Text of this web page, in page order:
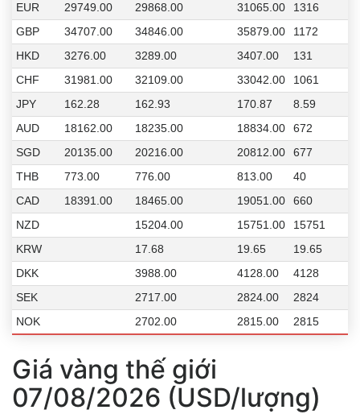
EUR
29749.00 29868.00 31065.00
1316
GBP
34707.00 34846.00 35879.00
1172
HKD
3276.00 3289.00 3407.00
131
CHF
31981.00 32109.00 33042.00
1061
JPY
162.28 162.93 170.87
8.59
AUD
18162.00 18235.00 18834.00
672
SGD
20135.00 20216.00 20812.00
677
THB
773.00 776.00 813.00
40
CAD
18391.00 18465.00 19051.00
660
NZD
15204.00 15751.00
15751
KRW
17.68 19.65
19.65
DKK
3988.00 4128.00
4128
SEK
2717.00 2824.00
2824
NOK
2702.00 2815.00 2815
Giá vàng thế giới
07/08/2026 (USD/lượng)